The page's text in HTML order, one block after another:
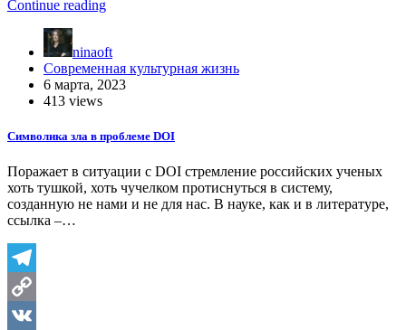
Continue reading
ninaoft
Современная культурная жизнь
6 марта, 2023
413 views
Символика зла в проблеме DOI
Поражает в ситуации c DOI стремление российских ученых
хоть тушкой, хоть чучелком протиснуться в систему,
созданную не нами и не для нас. В науке, как и в литературе,
ссылка –…
Telegram
Copy